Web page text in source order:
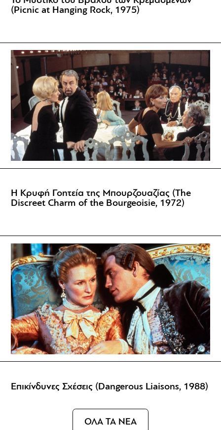
(Picnic at Hanging Rock, 1975)
Η Κρυφή Γοητεία της Μπουρζουαζίας (The
Discreet Charm of the Bourgeoisie, 1972)
Επικίνδυνες Σχέσεις (Dangerous Liaisons, 1988)
ΟΛΑ ΤΑ ΝΕΑ